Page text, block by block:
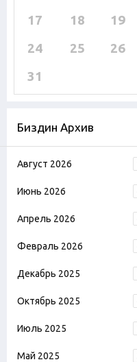
17
18 19
24
25 26
31
Биздин Архив
Август 2026
Июнь 2026
Апрель 2026
Февраль 2026
Декабрь 2025
Октябрь 2025
Июль 2025
Май 2025